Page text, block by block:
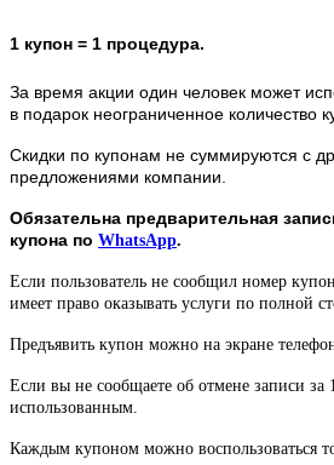
1 купон = 1 процедура.
За время акции один человек может
в подарок неограниченное количество
Скидки по купонам не суммируются с
предложениями компании.
Обязательна предварительная
купона по WhatsApp.
Если пользователь не сообщил номер
имеет право оказывать услуги по полной
Предъявить купон можно на экране
Если вы не сообщаете об отмене записи за
использованным.
Каждым купоном можно воспользоваться